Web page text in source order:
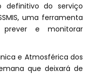
definitivo do serviço
uma ferramenta
prever e monitorar
e Atmosférica dos
que deixará de